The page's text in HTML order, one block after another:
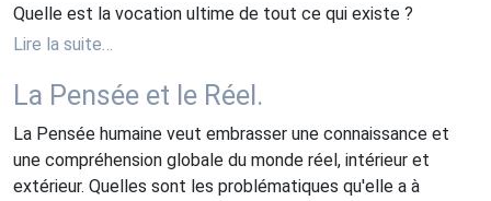
Quelle est la vocation ultime de tout ce qui existe ?
Lire la suite…
La Pensée et le Réel.
La Pensée humaine veut embrasser une connaissance et
une compréhension globale du monde réel, intérieur et
extérieur. Quelles sont les problématiques qu'elle a à